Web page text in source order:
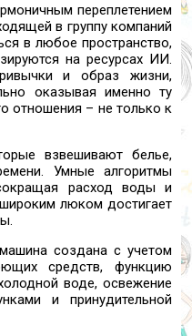
переплетением
в группу компаний
в любое пространство,
на ресурсах ИИ.
и образ жизни,
оказывая именно ту
отношения – не только к
взвешивают белье,
Умные алгоритмы
расход воды и
широким люком достигает
создана с учетом
средств, функцию
воде, освежение
и принудительной